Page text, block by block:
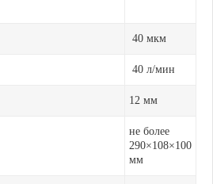
40 мкм
40 л/мин
12 мм
не более
290×108×100
мм